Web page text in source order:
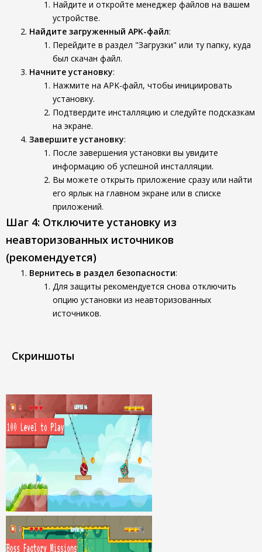
Найдите и откройте менеджер файлов на вашем
устройстве.
Найдите загруженный APK-файл:
Перейдите в раздел "Загрузки" или ту папку, куда
был скачан файл.
Начните установку:
Нажмите на APK-файл, чтобы инициировать
установку.
Подтвердите инсталляцию и следуйте подсказкам
на экране.
Завершите установку:
После завершения установки вы увидите
информацию об успешной инсталляции.
Вы можете открыть приложение сразу или найти
его ярлык на главном экране или в списке
приложений.
Шаг 4: Отключите установку из
неавторизованных источников
(рекомендуется)
Вернитесь в раздел безопасности:
Для защиты рекомендуется снова отключить
опцию установки из неавторизованных
источников.
Скриншоты